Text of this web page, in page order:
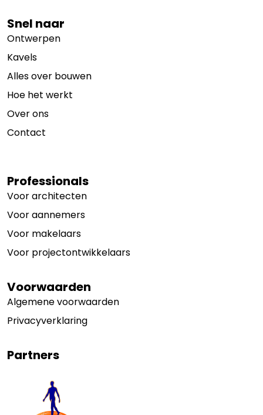
Snel naar
Ontwerpen
Kavels
Alles over bouwen
Hoe het werkt
Over ons
Contact
Professionals
Voor architecten
Voor aannemers
Voor makelaars
Voor projectontwikkelaars
Voorwaarden
Algemene voorwaarden
Privacyverklaring
Partners